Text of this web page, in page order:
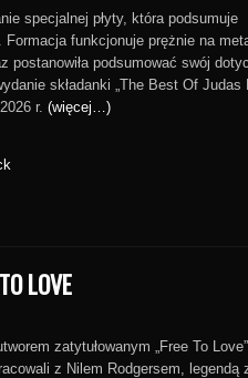
specjalnej płyty, która podsumuje
Formacja funkcjonuje prężnie na
postanowiła podsumować swój
składanki „The Best Of Judas
r. (więcej…)
LOVE
zatytułowanym „Free To
z Nilem Rodgersem, legendą